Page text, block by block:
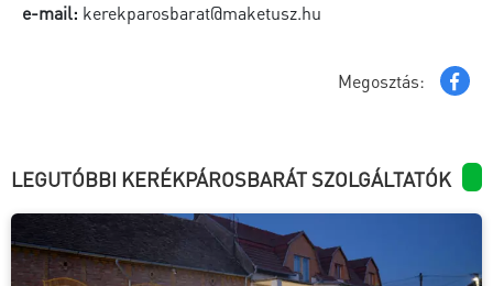
e-mail: kerekparosbarat@maketusz.hu
Megosztás:
LEGUTÓBBI KERÉKPÁROSBARÁT SZOLGÁLTATÓK